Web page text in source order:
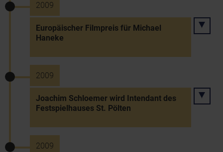
2009
Europäischer Filmpreis für Michael
Haneke
2009
Joachim Schloemer wird Intendant des
Festspielhauses St. Pölten
2009